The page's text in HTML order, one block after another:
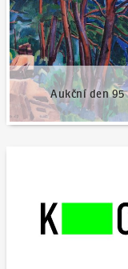
Aukční den 95